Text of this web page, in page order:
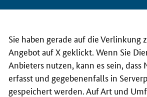
Sie haben gerade auf die Verlinkung
Angebot auf X geklickt. Wenn Sie
Anbieters nutzen, kann es sein, dass
erfasst und gegebenenfalls in
gespeichert werden. Auf Art und